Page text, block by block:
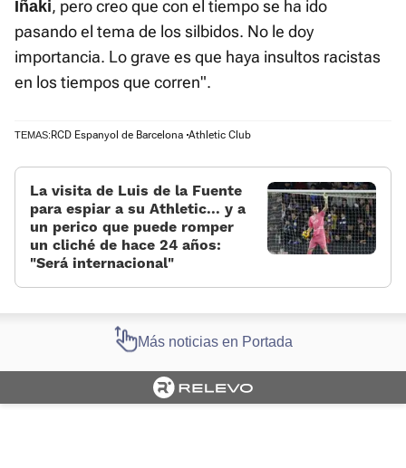
Iñaki, pero creo que con el tiempo se ha ido
pasando el tema de los silbidos. No le doy
importancia. Lo grave es que haya insultos racistas
en los tiempos que corren".
TEMAS: RCD Espanyol de Barcelona Athletic Club
La visita de Luis de la Fuente
para espiar a su Athletic... y a
un perico que puede romper
un cliché de hace 24 años:
«Será internacional»
Más noticias en Portada